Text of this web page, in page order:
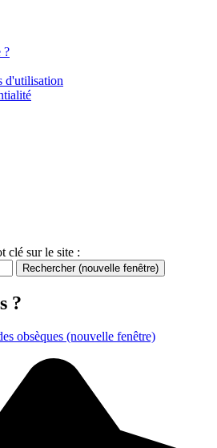
?
d'utilisation
clé sur le site :
Rechercher (nouvelle fenêtre)
?
obsèques (nouvelle fenêtre)